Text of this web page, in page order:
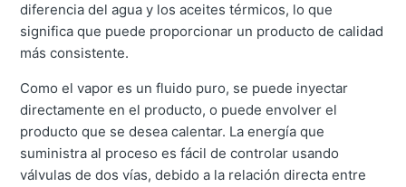
diferencia del agua y los aceites térmicos, lo que
significa que puede proporcionar un producto de calidad
más consistente.
Como el vapor es un fluido puro, se puede inyectar
directamente en el producto, o puede envolver el
producto que se desea calentar. La energía que
suministra al proceso es fácil de controlar usando
válvulas de dos vías, debido a la relación directa entre